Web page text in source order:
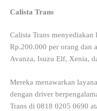
Calista Trans
Calista Trans
Rp.200.000 per orang dan
Avanza, Isuzu Elf, Xenia,
Mereka menawarkan
dengan driver
Trans di 0818 0205 0690